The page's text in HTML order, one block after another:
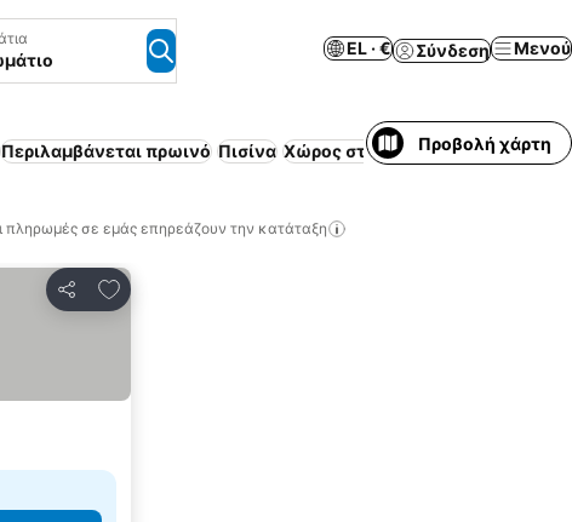
EL · € Σύνδεση Μενού
Περιλαμβάνεται πρωινό Πισίνα Χώρος στάθμευσης Επιπλωμένο
Προβολή χάρτη
πληρωμές σε εμάς επηρεάζουν την κατάταξη
Κοινοποίηση
Προσθήκη στα αγαπημένα